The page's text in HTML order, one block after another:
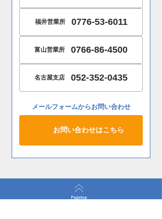
福井営業所 0776-53-6011
富山営業所 0766-86-4500
名古屋支店 052-352-0435
メールフォームからお問い合わせ
お問い合わせはこちら